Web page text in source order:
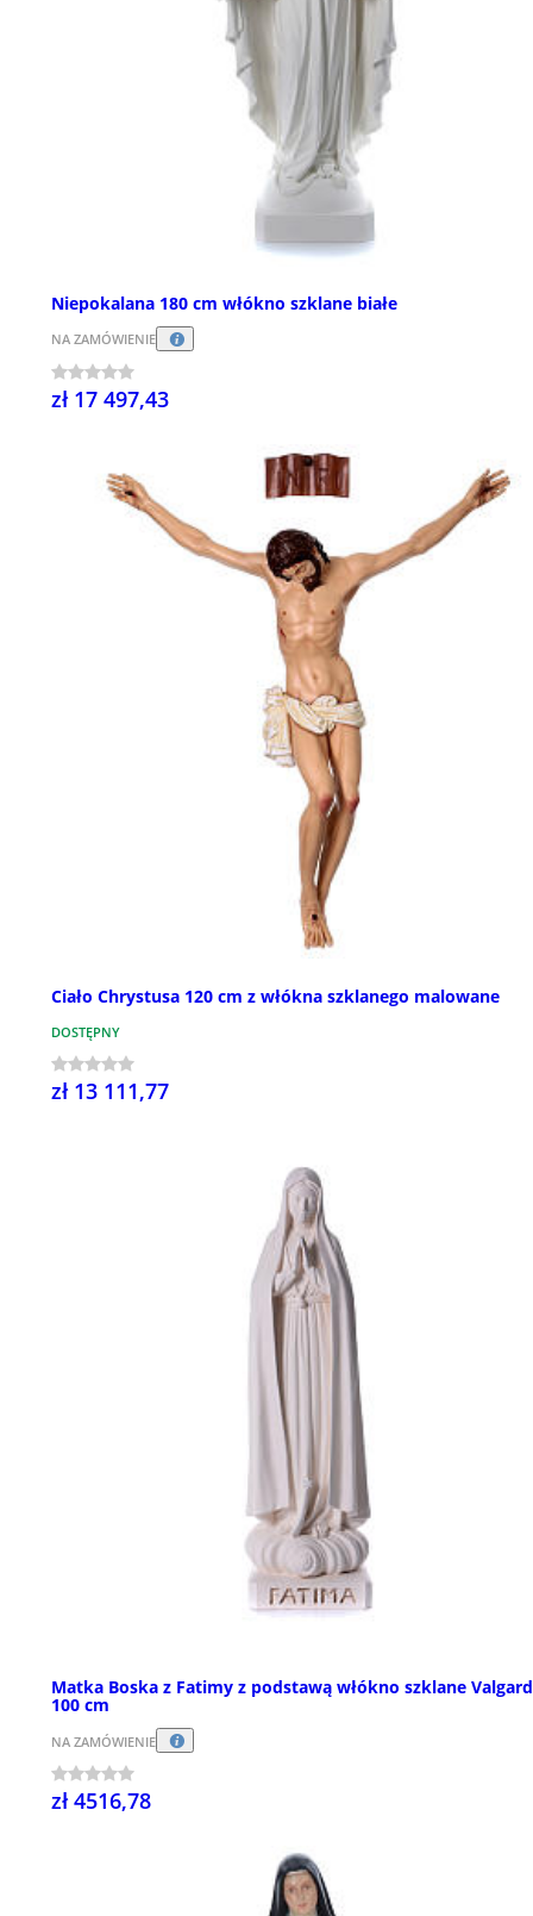
Niepokalana 180 cm włókno szklane białe
NA ZAMÓWIENIE
zł 17 497,43
Ciało Chrystusa 120 cm z włókna szklanego malowane
DOSTĘPNY
zł 13 111,77
Matka Boska z Fatimy z podstawą włókno szklane
100 cm
NA ZAMÓWIENIE
zł 4516,78